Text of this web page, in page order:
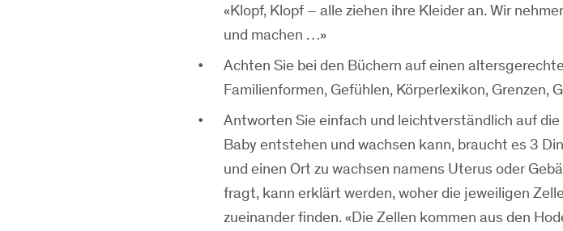
«Klopf, Klopf – alle ziehen ihre Kleider an. Wir
und machen …»
Achten Sie bei den Büchern auf einen
Familienformen, Gefühlen, Körperlexikon, Grenzen,
Antworten Sie einfach und leichtverständlich auf die
Baby entstehen und wachsen kann, braucht es 3
und einen Ort zu wachsen namens Uterus oder
fragt, kann erklärt werden, woher die jeweiligen
zueinander finden. «Die Zellen kommen aus den